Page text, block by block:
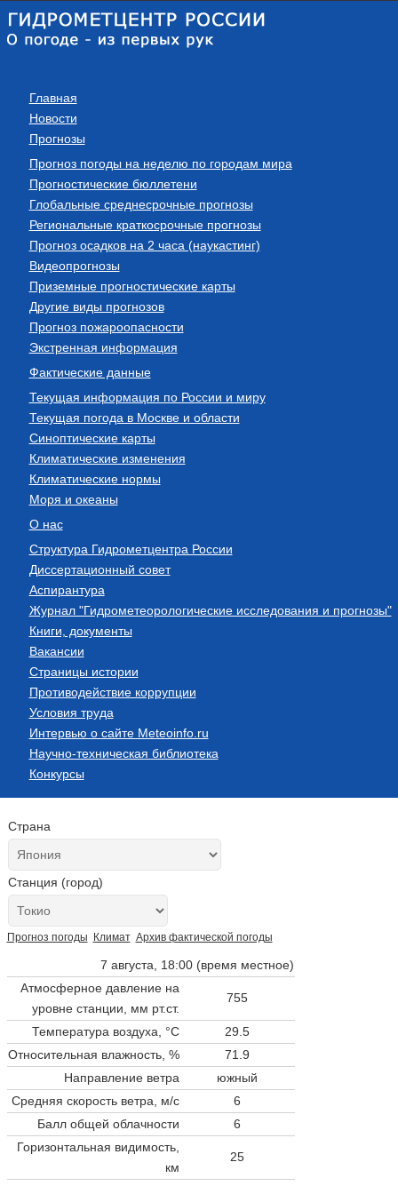
Главная
Новости
Прогнозы
Прогноз погоды на неделю по городам мира
Прогностические бюллетени
Глобальные среднесрочные прогнозы
Региональные краткосрочные прогнозы
Прогноз осадков на 2 часа (наукастинг)
Видеопрогнозы
Приземные прогностические карты
Другие виды прогнозов
Прогноз пожароопасности
Экстренная информация
Фактические данные
Текущая информация по России и миру
Текущая погода в Москве и области
Синоптические карты
Климатические изменения
Климатические нормы
Моря и океаны
О нас
Структура Гидрометцентра России
Диссертационный совет
Аспирантура
Журнал "Гидрометеорологические исследования и прогнозы"
Книги, документы
Вакансии
Страницы истории
Противодействие коррупции
Условия труда
Интервью о сайте Meteoinfo.ru
Научно-техническая библиотека
Конкурсы
Страна
Станция (город)
Прогноз погоды Климат Архив фактической погоды
7 августа, 18:00 (время местное)
Атмосферное давление на
уровне станции, мм рт.ст.
755
Температура воздуха, °C
29.5
Относительная влажность, %
71.9
Направление ветра
южный
Средняя скорость ветра, м/с
6
Балл общей облачности
6
Горизонтальная видимость,
км
25